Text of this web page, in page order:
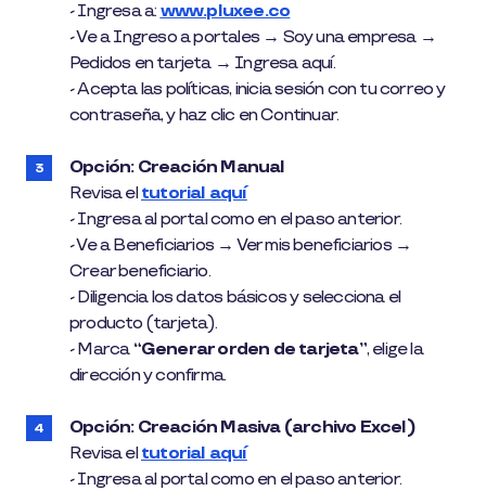
- Ingresa a: www.pluxee.co
- Ve a Ingreso a portales → Soy una empresa →
Pedidos en tarjeta → Ingresa aquí.
- Acepta las políticas, inicia sesión con tu correo y
contraseña, y haz clic en Continuar.
Opción: Creación Manual
Revisa eltutorial aquí
- Ingresa al portal como en el paso anterior.
- Ve a Beneficiarios → Ver mis beneficiarios →
Crear beneficiario.
- Diligencia los datos básicos y selecciona el
producto (tarjeta).
- Marca “Generar orden de tarjeta”, elige la
dirección y confirma.
Opción: Creación Masiva (archivo Excel)
Revisa eltutorial aquí
- Ingresa al portal como en el paso anterior.